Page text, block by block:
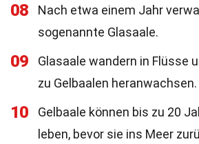
08
Nach etwa einem Jahr
sogenannte Glasaale.
09
Glasaale wandern in Flüsse
zu Gelbaalen heranwachsen.
10
Gelbaale können bis zu 20
leben, bevor sie ins Meer